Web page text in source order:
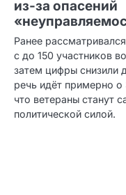
из‑за опасений
Ранее
с до 150 участников
затем цифры снизили
речь идёт примерно о
что ветераны станут
политической силой.